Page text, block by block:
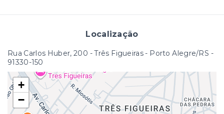
Localização
Rua Carlos Huber, 200 - Três Figueiras - Porto Alegre/RS -
91330-150
+
−